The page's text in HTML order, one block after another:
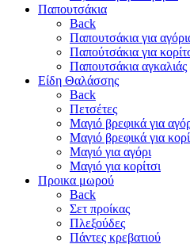
Παπουτσάκια
Back
Παπουτσάκια για
Παπούτσάκια για
Παπουτσάκια αγκαλιάς
Είδη Θαλάσσης
Back
Πετσέτες
Μαγιό βρεφικά για
Μαγιό βρεφικά για
Μαγιό για αγόρι
Μαγιό για κορίτσι
Προικα μωρού
Back
Σετ προίκας
Πλεξούδες
Πάντες κρεβατιού